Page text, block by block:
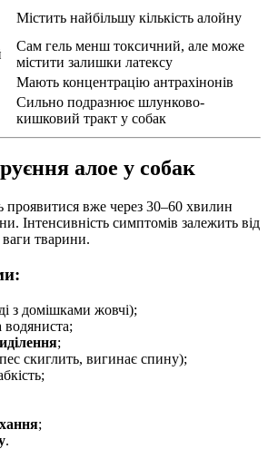
Містить найбільшу кількість алойну
Сам гель менш токсичний, але може
містити залишки латексу
Мають концентрацію антрахінонів
Сильно подразнює шлунково-
кишковий тракт у собак
алое у собак
вже через 30–60 хвилин
Інтенсивність симптомів залежить від
ваги тварини.
з домішками жовчі);
водяниста;
;
скиглить, вигинає спину);
;
.